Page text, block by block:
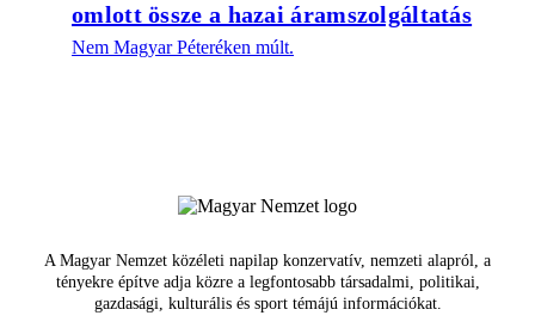
omlott össze a hazai áramszolgáltatás
Nem Magyar Péteréken múlt.
A Magyar Nemzet közéleti napilap konzervatív, nemzeti alapról, a
tényekre építve adja közre a legfontosabb társadalmi, politikai,
gazdasági, kulturális és sport témájú információkat.